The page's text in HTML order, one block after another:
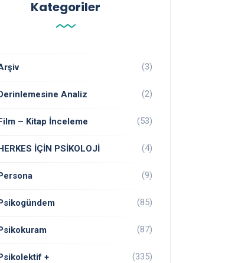
Kategoriler
(3)
Analiz (2)
– Kitap İnceleme (53)
İÇİN PSİKOLOJİ (4)
(9)
(85)
(87)
+ (335)